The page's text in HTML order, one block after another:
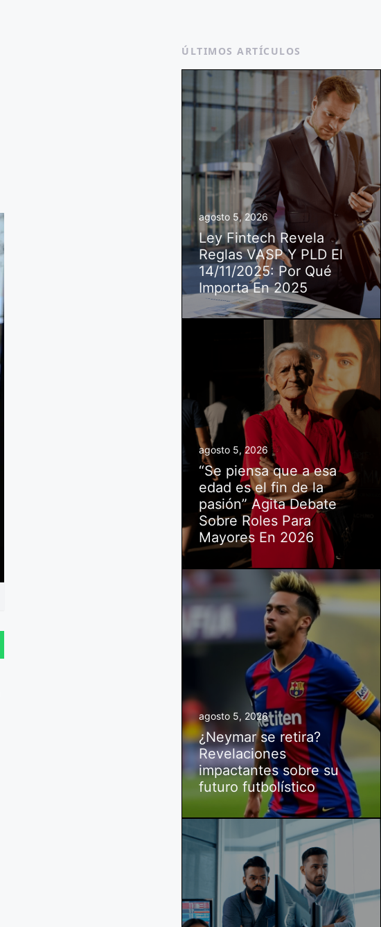
ÚLTIMOS ARTÍCULOS
agosto 5, 2026
Ley Fintech Revela
Reglas VASP Y PLD El
14/11/2025: Por Qué
Importa En 2025
agosto 5, 2026
“Se piensa que a esa
edad es el fin de la
pasión” Agita Debate
Sobre Roles Para
Mayores En 2026
agosto 5, 2026
¿Neymar se retira?
Revelaciones
impactantes sobre su
futuro futbolístico